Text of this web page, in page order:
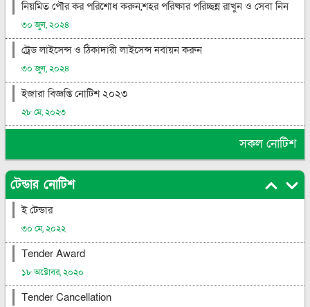
নিয়মিত পৌর কর পরিশোধ করুন,শহর পরিষ্কার পরিচ্ছন্ন রাখুন ও সেবা নিন
৩০ জুন, ২০২৪
ট্রেড লাইসেন্স ও ঠিকাদারী লাইসেন্স নবায়ন করুন
৩০ জুন, ২০২৪
ইজারা বিজ্ঞপ্তি নোটিশ ২০২৩
২৮ মে, ২০২৩
সকল নোটিশ
টেন্ডার নোটিশ
ই টেন্ডার
৩০ মে, ২০২২
Tender Award
১৮ অক্টোবর, ২০২০
Tender Cancellation